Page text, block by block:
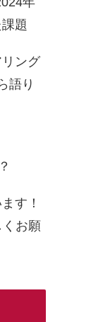
題
ング
語り
す！
くお願